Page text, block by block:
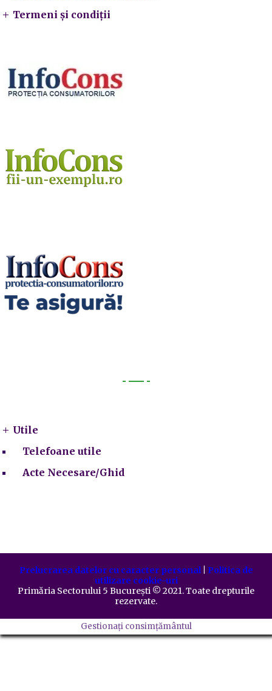
Termeni și condiții
Utile
Telefoane utile
Acte Necesare/Ghid
Prelucrarea datelor cu caracter personal| Politica de
utilizare cookie-uri
Primăria Sectorului 5 București ©️ 2021. Toate drepturile
rezervate.
Gestionați consimțământul